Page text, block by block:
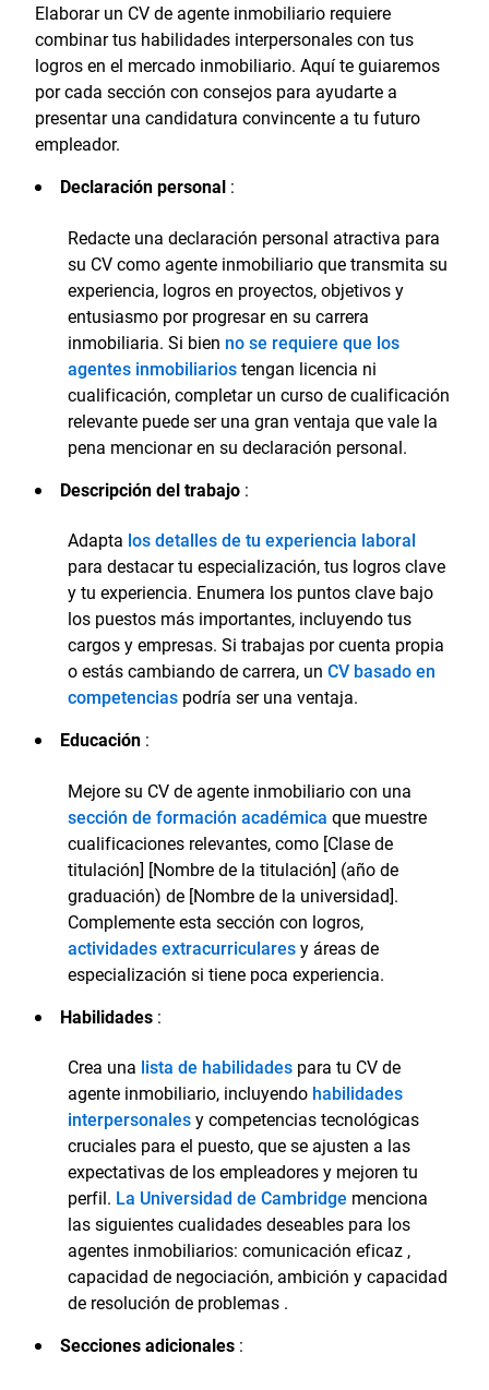
Elaborar un CV de agente inmobiliario requiere
combinar tus habilidades interpersonales con tus
logros en el mercado inmobiliario. Aquí te guiaremos
por cada sección con consejos para ayudarte a
presentar una candidatura convincente a tu futuro
empleador.
Declaración personal :
Redacte una declaración personal atractiva para
su CV como agente inmobiliario que transmita su
experiencia, logros en proyectos, objetivos y
entusiasmo por progresar en su carrera
inmobiliaria. Si bien no se requiere que los
agentes inmobiliariostengan licencia ni
cualificación, completar un curso de cualificación
relevante puede ser una gran ventaja que vale la
pena mencionar en su declaración personal.
Descripción del trabajo :
Adapta los detalles de tu experiencia laboral
para destacar tu especialización, tus logros clave
y tu experiencia. Enumera los puntos clave bajo
los puestos más importantes, incluyendo tus
cargos y empresas. Si trabajas por cuenta propia
o estás cambiando de carrera, un CV basado en
competencias podría ser una ventaja.
Educación :
Mejore su CV de agente inmobiliario con una
sección de formación académica que muestre
cualificaciones relevantes, como [Clase de
titulación] [Nombre de la titulación] (año de
graduación) de [Nombre de la universidad].
Complemente esta sección con logros,
actividades extracurricularesy áreas de
especialización si tiene poca experiencia.
Habilidades :
Crea una lista de habilidades para tu CV de
agente inmobiliario, incluyendo habilidades
interpersonalesy competencias tecnológicas
cruciales para el puesto, que se ajusten a las
expectativas de los empleadores y mejoren tu
perfil. La Universidad de Cambridge menciona
las siguientes cualidades deseables para los
agentes inmobiliarios: comunicación eficaz ,
capacidad de negociación, ambición y capacidad
de resolución de problemas .
Secciones adicionales :